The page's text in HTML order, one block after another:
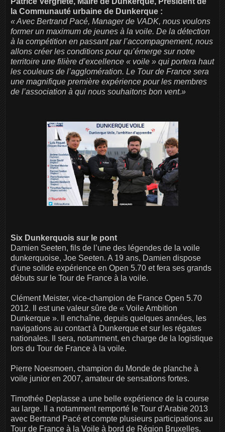
la Communauté urbaine de Dunkerque :
« Avec Bertrand Pacé, Manager de VADK, nous voulons
former un maximum de jeunes à la voile. De la détection
à la compétition en passant par l’accompagnement, nous
allons créer les conditions pour qu’émerge sur notre
territoire une filière d’excellence « voile » qui portera haut
les couleurs de l’agglomération. Le Tour de France sera
une magnifique première expérience pour les membres
de l’association à qui nous souhaitons bon vent.»
Six Dunkerquois sur le pont
Damien Seeten, fils de l’une des légendes de la voile
dunkerquoise, Joe Seeten. A 19 ans, Damien dispose
d’une solide expérience en Open 5.70 et fera ses grands
débuts sur le Tour de France à la voile.
Clément Meister, vice-champion de France Open 5.70
2012. Il est une valeur sûre de « Voile Ambition
Dunkerque ». Il enchaîne, depuis quelques années, les
navigations au contact à Dunkerque et sur les régates
nationales. Il sera, notamment, en charge de la logistique
lors du Tour de France à la voile.
Pierre Noesmoen, champion du Monde de planche à
voile junior en 2007, amateur de sensations fortes.
Timothée Deplasse a une belle expérience de la course
au large. Il a notamment remporté le Tour d’Arabie 2013
avec Bertrand Pacé et compte plusieurs participations au
Tour de France à la Voile à bord de Région Bruxelles.